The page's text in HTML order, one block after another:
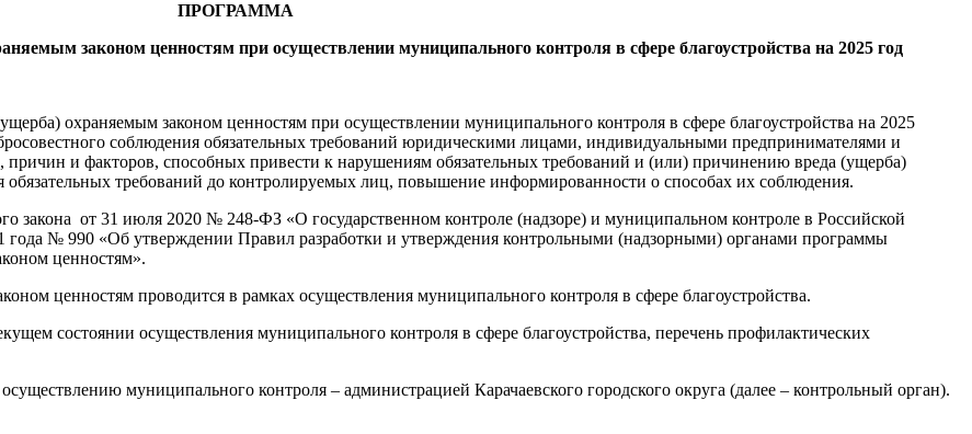
ПРОГРАММА
законом ценностям при осуществлении муниципального контроля в сфере благоустройства на 2025 год
охраняемым законом ценностям при осуществлении муниципального контроля в сфере благоустройства на 2025
соблюдения обязательных требований юридическими лицами, индивидуальными предпринимателями и
причин и факторов, способных привести к нарушениям обязательных требований и (или) причинению вреда (ущерба)
обязательных требований до контролируемых лиц, повышение информированности о способах их соблюдения.
закона от 31 июля 2020 № 248-ФЗ «О государственном контроле (надзоре) и муниципальном контроле в Российской
№ 990 «Об утверждении Правил разработки и утверждения контрольными (надзорными) органами программы
ценностям».
ценностям проводится в рамках осуществления муниципального контроля в сфере благоустройства.
состоянии осуществления муниципального контроля в сфере благоустройства, перечень профилактических
муниципального контроля – администрацией Карачаевского городского округа (далее – контрольный орган).